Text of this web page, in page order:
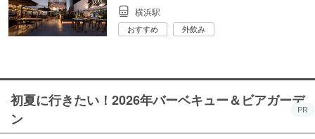
横浜駅
おすすめ 外飲み
初夏に行きたい！2026年バーベキュー＆ビアガーデ
ン
PR